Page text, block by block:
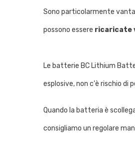
Sono particolarmente
possono essere ricaricate
Le batterie BC Lithium
esplosive, non c'è rischio di
Quando la batteria è
consigliamo un regolare